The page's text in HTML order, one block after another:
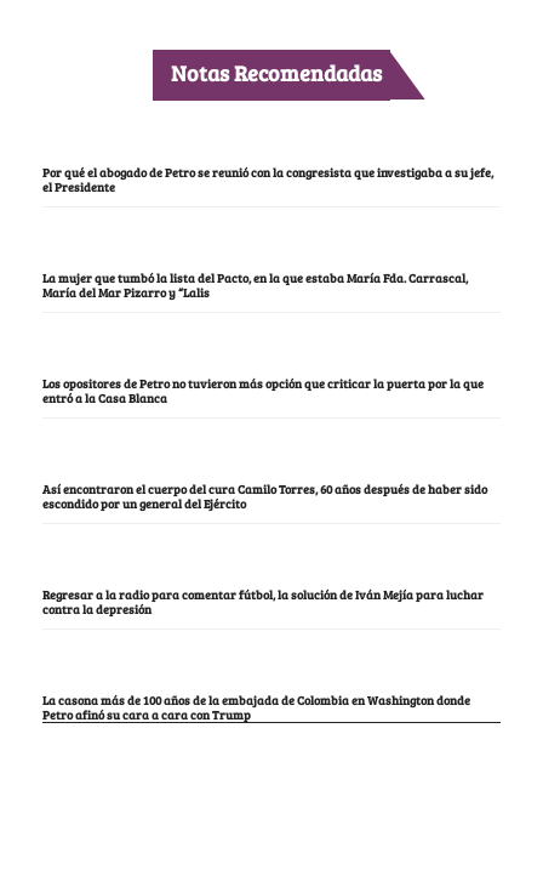
Notas Recomendadas
Por qué el abogado de Petro se reunió con la congresista que investigaba a su jefe,
el Presidente
La mujer que tumbó la lista del Pacto, en la que estaba María Fda. Carrascal,
María del Mar Pizarro y “Lalis
Los opositores de Petro no tuvieron más opción que criticar la puerta por la que
entró a la Casa Blanca
Así encontraron el cuerpo del cura Camilo Torres, 60 años después de haber sido
escondido por un general del Ejército
Regresar a la radio para comentar fútbol, la solución de Iván Mejía para luchar
contra la depresión
La casona más de 100 años de la embajada de Colombia en Washington donde
Petro afinó su cara a cara con Trump